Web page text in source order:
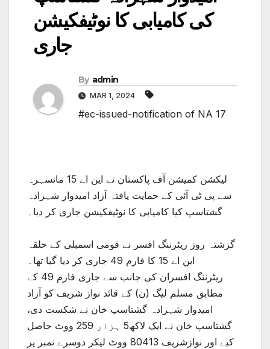
کی کامیابی کا نوٹیفکیشن
جاری
By admin
MAR 1, 2024
#ec-issued-notification of NA 17
لیکشن کمیشن آف پاکستان نے این اے 15 مانسہرہ
سے پی ٹی آئی کے حمایت یافتہ آزاد امیدوار شہزادہ
گشتاسپ کیا کامیابی کا نوٹیفکیشن جاری کر دیا۔
گزشتہ روز ریٹرننگ افسر نے قومی اسمبلی کے حلقہ
این اے 15 کا فارم 49 جاری کر دیا گیا تھا۔
ریٹرننگ افسران کی جانب سے جاری فارم 49 کے
مطابق مسلم لیگ (ن) کے قائد نواز شریف کو آزاد
امیدوار شہزادہ گشتاسپ خان نے شکست دی،
گشتاسپ خان نے ایک لاکھ5 ہزار 259 ووٹ حاصل
کیے اور نوازشریف 80413 ووٹ لیکر دوسرے نمبر پر